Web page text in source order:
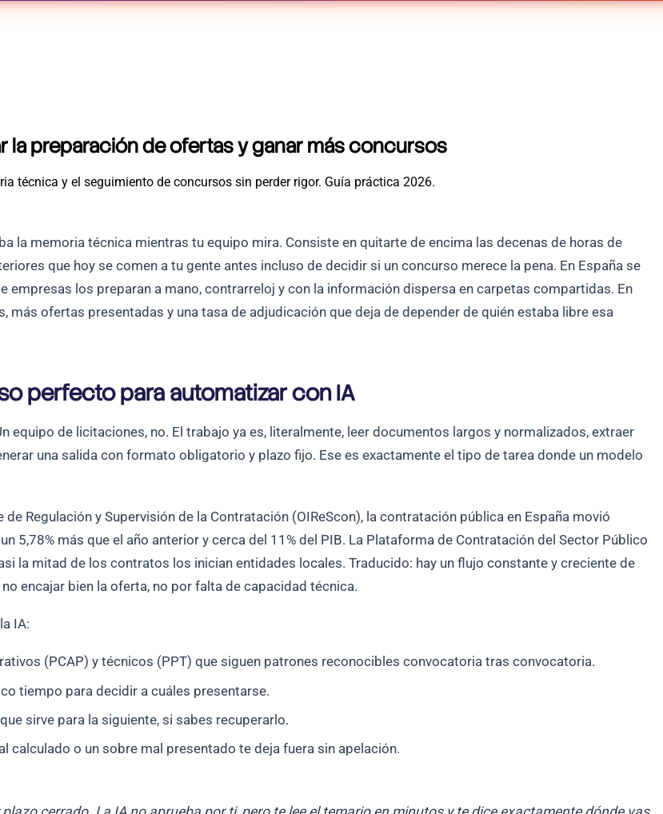
la preparación de ofertas y ganar más concursos
técnica y el seguimiento de concursos sin perder rigor. Guía práctica 2026.
la memoria técnica mientras tu equipo mira. Consiste en quitarte de encima las decenas de horas de
que hoy se comen a tu gente antes incluso de decidir si un concurso merece la pena. En España se
los preparan a mano, contrarreloj y con la información dispersa en carpetas compartidas. En
ofertas presentadas y una tasa de adjudicación que deja de depender de quién estaba libre esa
perfecto para automatizar con IA
equipo de licitaciones, no. El trabajo ya es, literalmente, leer documentos largos y normalizados, extraer
una salida con formato obligatorio y plazo fijo. Ese es exactamente el tipo de tarea donde un modelo
Regulación y Supervisión de la Contratación (OIReScon), la contratación pública en España movió
un 5,78% más que el año anterior y cerca del 11% del PIB. La Plataforma de Contratación del Sector Público
la mitad de los contratos los inician entidades locales. Traducido: hay un flujo constante y creciente de
encajar bien la oferta, no por falta de capacidad técnica.
IA:
(PCAP) y técnicos (PPT) que siguen patrones reconocibles convocatoria tras convocatoria.
tiempo para decidir a cuáles presentarse.
sirve para la siguiente, si sabes recuperarlo.
calculado o un sobre mal presentado te deja fuera sin apelación.